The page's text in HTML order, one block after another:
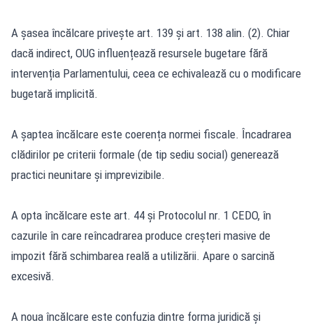
A șasea încălcare privește art. 139 și art. 138 alin. (2). Chiar
dacă indirect, OUG influențează resursele bugetare fără
intervenția Parlamentului, ceea ce echivalează cu o modificare
bugetară implicită.
A șaptea încălcare este coerența normei fiscale. Încadrarea
clădirilor pe criterii formale (de tip sediu social) generează
practici neunitare și imprevizibile.
A opta încălcare este art. 44 și Protocolul nr. 1 CEDO, în
cazurile în care reîncadrarea produce creșteri masive de
impozit fără schimbarea reală a utilizării. Apare o sarcină
excesivă.
A noua încălcare este confuzia dintre forma juridică și